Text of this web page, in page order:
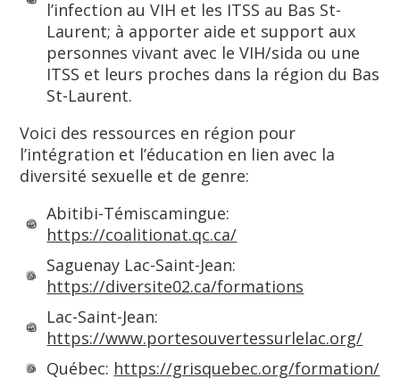
l’infection au VIH et les ITSS au Bas St-
Laurent; à apporter aide et support aux
personnes vivant avec le VIH/sida ou une
ITSS et leurs proches dans la région du Bas
St-Laurent.
Voici des ressources en région pour
l’intégration et l’éducation en lien avec la
diversité sexuelle et de genre:
Abitibi-Témiscamingue:
https://coalitionat.qc.ca/
Saguenay Lac-Saint-Jean:
https://diversite02.ca/formations
Lac-Saint-Jean:
https://www.portesouvertessurlelac.org/
Québec: https://grisquebec.org/formation/